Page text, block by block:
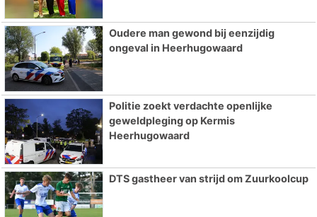
Oudere man gewond bij eenzijdig
ongeval in Heerhugowaard
Politie zoekt verdachte openlijke
geweldpleging op Kermis
Heerhugowaard
DTS gastheer van strijd om Zuurkoolcup